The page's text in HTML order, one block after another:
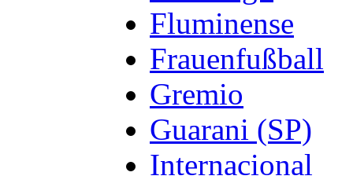
Fluminense
Frauenfußball
Gremio
Guarani (SP)
Internacional